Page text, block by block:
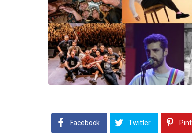
Facebook Twitter